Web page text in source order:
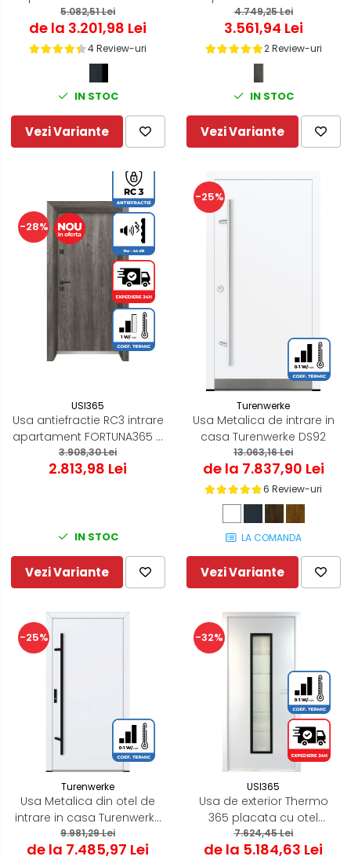
RC3 - Dierre SPARTA 8 +
Contratoc
5.082,51 Lei
de la 3.201,98 Lei
4 Review-uri
IN STOC
Vezi Variante
antiefractie RC3 - Culoare
Ciment Inchis / Alb
4.749,25 Lei
3.561,94 Lei
2 Review-uri
IN STOC
Vezi Variante
-28%
USI365
Usa antiefractie RC3 intrare
apartament FORTUNA365 –
Bicolora Alb Interior / Gri
Cenusa Exterior
3.908,30 Lei
2.813,98 Lei
IN STOC
Vezi Variante
-25%
Turenwerke
Usa Metalica de intrare in
casa Turenwerke DS92
13.063,16 Lei
de la 7.837,90 Lei
6 Review-uri
LA COMANDA
Vezi Variante
-25%
Turenwerke
Usa Metalica din otel de
intrare in casa Turenwerke
DS82
9.981,29 Lei
de la 7.485,97 Lei
-32%
USI365
Usa de exterior Thermo
365 placata cu otel
Termoizolanta
7.624,45 Lei
de la 5.184,63 Lei